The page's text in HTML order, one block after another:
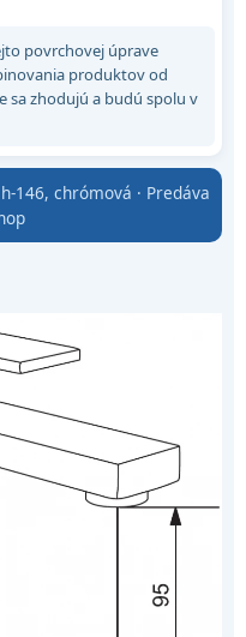
povrchovej úprave
produktov od
sa zhodujú a budú spolu v
146, chrómová · Predáva